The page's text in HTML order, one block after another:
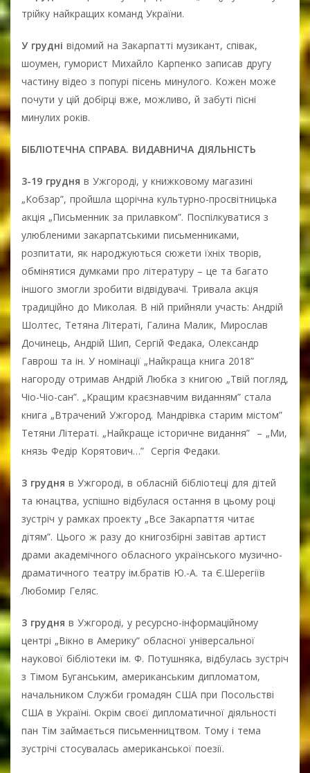
трійку найкращих команд України.
У грудні відомий на Закарпатті музикант, співак,
шоумен, гуморист Михайло Карпенко записав другу
частину відео з попурі пісень минулого. Кожен може
почути у цій добірці вже, можливо, й забуті пісні
минулих років.
БІБЛІОТЕЧНА СПРАВА. ВИДАВНИЧА ДІЯЛЬНІСТЬ
3-19 грудня в Ужгороді, у книжковому магазині
„Кобзар”, пройшла щорічна культурно-просвітницька
акція „Письменник за прилавком”. Поспілкуватися з
улюбленими закарпатськими письменниками,
розпитати, як народжуються сюжети їхніх творів,
обмінятися думками про літературу – це та багато
іншого змогли зробити відвідувачі. Тривала акція
традиційно до Миколая. В ній прийняли участь: Андрій
Шолтес, Тетяна Літераті, Галина Малик, Мирослав
Дочинець, Андрій Шип, Сергій Федака, Олександр
Гаврош та ін. У номінації „Найкраща книга 2018”
нагороду отримав Андрій Любка з книгою „Твій погляд,
Чіо-Чіо-сан”. „Кращим краєзнавчим виданням” стала
книга „Втрачений Ужгород. Мандрівка старим містом”
Тетяни Літераті. „Найкраще історичне видання” – „Ми,
князь Федір Корятович…” Сергія Федаки.
3 грудня в Ужгороді, в обласній бібліотеці для дітей
та юнацтва, успішно відбулася остання в цьому році
зустріч у рамках проекту „Все Закарпаття читає
дітям”. Цього ж разу до книгозбірні завітав артист
драми академічного обласного українського музично-
драматичного театру ім.братів Ю.-А. та Є.Шерегіїв
Любомир Геляс.
3 грудня в Ужгороді, у ресурсно-інформаційному
центрі „Вікно в Америку” обласної універсальної
наукової бібліотеки ім. Ф. Потушняка, відбулась зустріч
з Тімом Буганським, американським дипломатом,
начальником Служби громадян США при Посольстві
США в Україні. Окрім своєї дипломатичної діяльності
пан Тім займається письменництвом. Тому і тема
зустрічі стосувалась американської поезії.